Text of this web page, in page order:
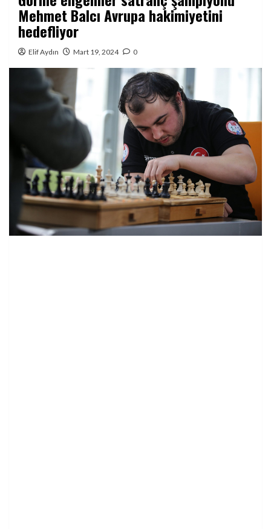
Mehmet Balcı Avrupa hakimiyetini
hedefliyor
Elif Aydın Mart 19, 2024 0